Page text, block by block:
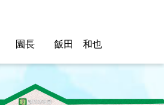
園長 飯田 和也